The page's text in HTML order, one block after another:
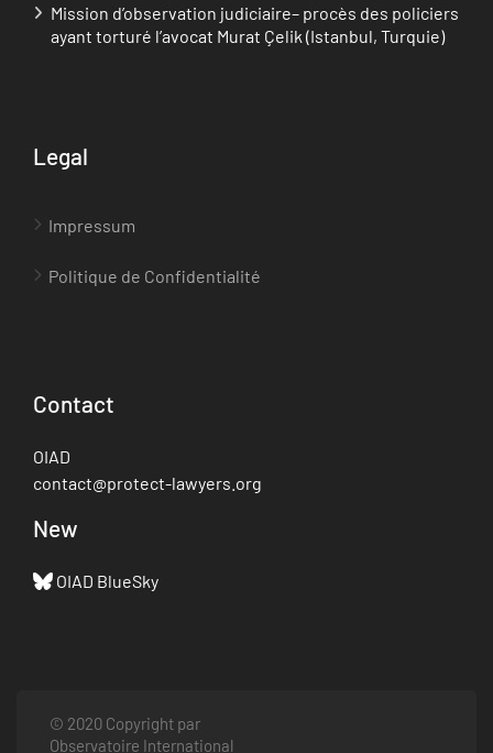
Mission d’observation judiciaire– procès des policiers
ayant torturé l’avocat Murat Çelik (Istanbul, Turquie)
Legal
Impressum
Politique de Confidentialité
Contact
OIAD
contact@protect-lawyers.org
New
OIAD BlueSky
© 2020 Copyright par
Observatoire International